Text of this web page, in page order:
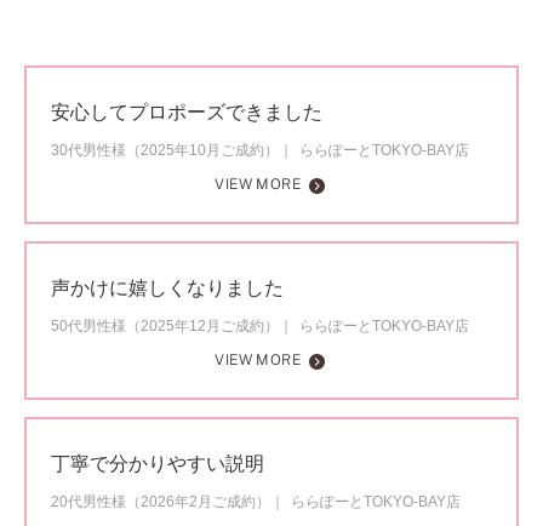
安心してプロポーズできました
30代男性様（2025年10月ご成約）
ららぽーとTOKYO-BAY店
VIEW MORE
声かけに嬉しくなりました
50代男性様（2025年12月ご成約）
ららぽーとTOKYO-BAY店
VIEW MORE
丁寧で分かりやすい説明
20代男性様（2026年2月ご成約）
ららぽーとTOKYO-BAY店